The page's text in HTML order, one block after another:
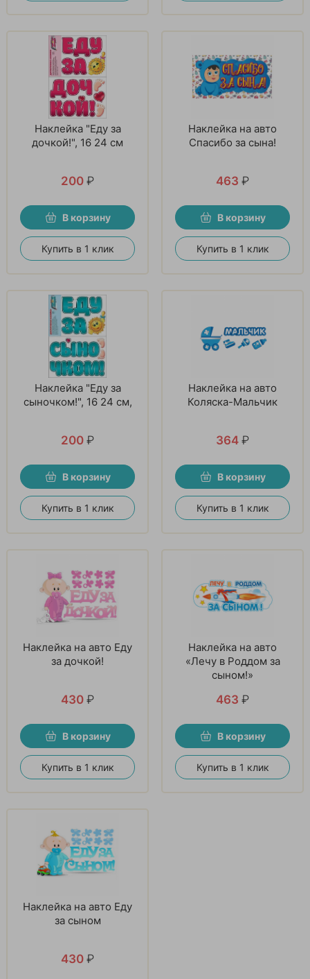
Наклейка "Еду за
дочкой!", 16 24 см
200 ₽
В корзину
Купить в 1 клик
Наклейка на авто
Спасибо за сына!
463 ₽
В корзину
Купить в 1 клик
Наклейка "Еду за
сыночком!", 16 24 см,
200 ₽
В корзину
Купить в 1 клик
Наклейка на авто
Коляска-Мальчик
364 ₽
В корзину
Купить в 1 клик
Наклейка на авто Еду
за дочкой!
430 ₽
В корзину
Купить в 1 клик
Наклейка на авто
«Лечу в Роддом за
сыном!»
463 ₽
В корзину
Купить в 1 клик
Наклейка на авто Еду
за сыном
430 ₽